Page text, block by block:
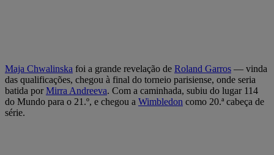
Maja Chwalinska foi a grande revelação de Roland Garros — vinda
das qualificações, chegou à final do torneio parisiense, onde seria
batida porMirra Andreeva. Com a caminhada, subiu do lugar 114
do Mundo para o 21.º, e chegou a Wimbledon como 20.ª cabeça de
série.